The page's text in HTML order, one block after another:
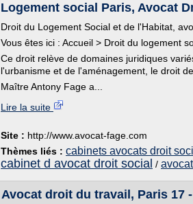
Logement social Paris, Avocat
Droit du Logement Social et de l'Habitat,
Vous êtes ici : Accueil > Droit du logement
Ce droit relève de domaines juridiques
l'urbanisme et de l'aménagement, le droit
Maître Antony Fage a...
Lire la suite
Site : http://www.avocat-fage.com
Thèmes liés : cabinets avocats droit
cabinet d avocat droit social /
Avocat droit du travail, Paris 17